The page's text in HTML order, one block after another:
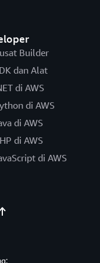
Builder
dan Alat
di AWS
di AWS
di AWS
di AWS
di AWS